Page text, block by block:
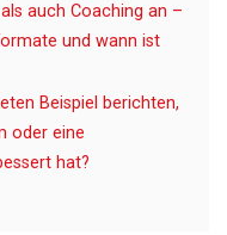
auch Coaching an –
und wann ist
Beispiel berichten,
oder eine
hat?